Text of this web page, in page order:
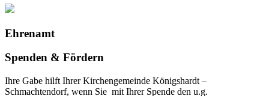
Ehrenamt
Spenden & Fördern
Ihre Gabe hilft Ihrer Kirchengemeinde Königshardt –
Schmachtendorf, wenn Sie mit Ihrer Spende den u.g.